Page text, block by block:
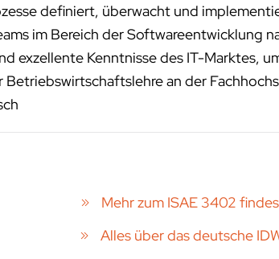
definiert, überwacht und
im Bereich der Softwareentwicklung
exzellente Kenntnisse des IT-Marktes,
an der
Mehr zum ISAE 3402
Alles über das deutsche